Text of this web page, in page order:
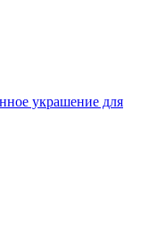
украшение для